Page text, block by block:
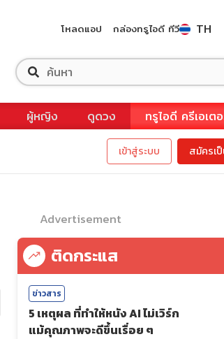
โหลดแอป กล่องทรูไอดี ทีวี TH
ผู้หญิง ดูดวง ทรูไอดี ครีเอเต
เข้าสู่ระบบ สมัครเ
Advertisement
ติดกระแส
ข่าวสาร
5 เหตุผล ที่ทำให้หนัง AI ไม่เวิร์ก
แม้คุณภาพจะดีขึ้นเรื่อย ๆ